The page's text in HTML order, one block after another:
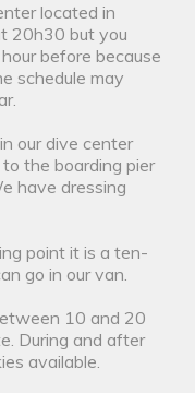
located in
20h30 but you
before because
schedule may
our dive center
the boarding pier
have dressing
point it is a ten-
go in our van.
10 and 20
During and after
available.